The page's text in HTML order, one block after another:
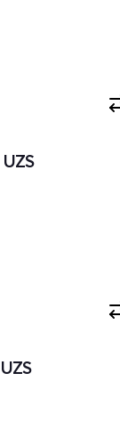
UZS
UZS